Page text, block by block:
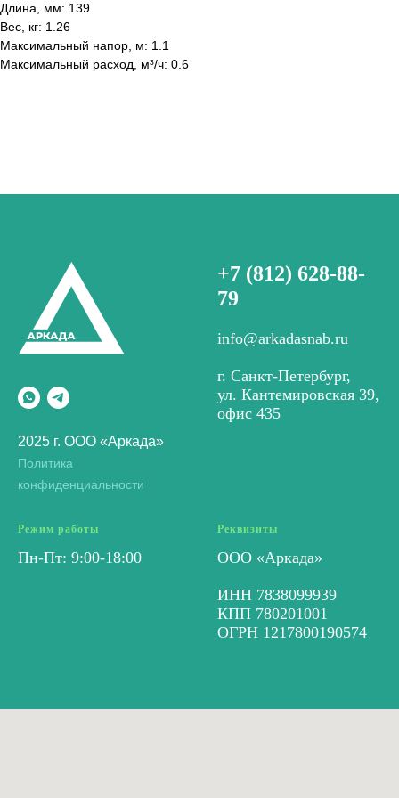
Длина, мм: 139
Вес, кг: 1.26
Максимальный напор, м: 1.1
Максимальный расход, м³/ч: 0.6
2025 г. ООО «Аркада»
Политика
конфиденциальности
+7 (812) 628-88-
79
info@arkadasnab.ru
г. Санкт-Петербург,
ул. Кантемировская 39,
офис 435
Режим работы
Пн-Пт: 9:00-18:00
Реквизиты
ООО «Аркада»
ИНН 7838099939
КПП 780201001
ОГРН 1217800190574